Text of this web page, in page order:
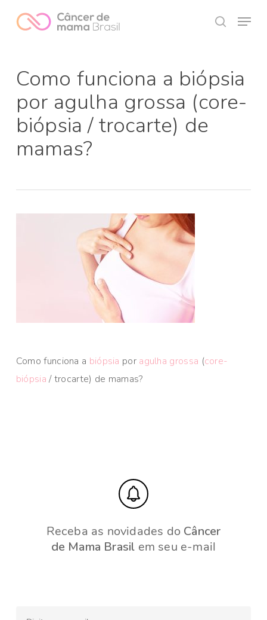
Menu
Como funciona a biópsia
por agulha grossa (core-
biópsia / trocarte) de
mamas?
Como funciona a biópsia por agulha grossa (core-
biópsia / trocarte) de mamas?
Receba as novidades do Câncer
de Mama Brasil em seu e-mail